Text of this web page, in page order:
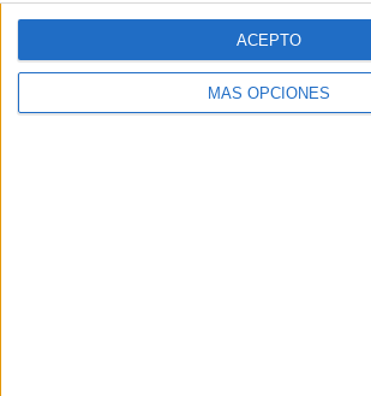
MÁS OPCIONES
ACEPTO